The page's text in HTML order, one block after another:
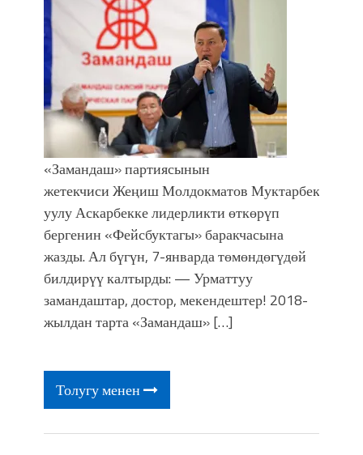
«Замандаш» партиясынын
жетекчиси Жеңиш Молдокматов Муктарбек
уулу Аскарбекке лидерликти өткөрүп
бергенин «Фейсбуктагы» баракчасына
жазды. Ал бүгүн, 7-январда төмөндөгүдөй
билдирүү калтырды: — Урматтуу
замандаштар, достор, мекендештер! 2018-
жылдан тарта «Замандаш» […]
Толугу менен